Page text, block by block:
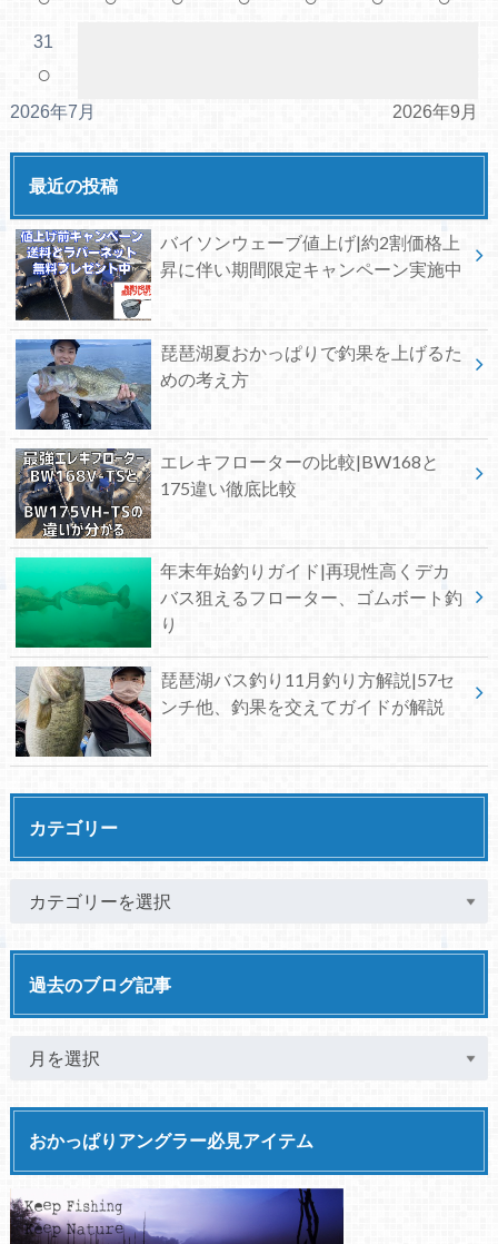
31
○
2026年7月 2026年9月
最近の投稿
バイソンウェーブ値上げ|約2割価格上
昇に伴い期間限定キャンペーン実施中
琵琶湖夏おかっぱりで釣果を上げるた
めの考え方
エレキフローターの比較|BW168と
175違い徹底比較
年末年始釣りガイド|再現性高くデカ
バス狙えるフローター、ゴムボート釣
り
琵琶湖バス釣り11月釣り方解説|57セ
ンチ他、釣果を交えてガイドが解説
カテゴリー
過去のブログ記事
おかっぱりアングラー必見アイテム